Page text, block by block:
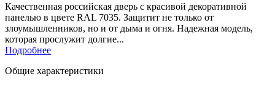
Качественная российская дверь c красивой декоративной
панелью в цвете RAL 7035. Защитит не только от
злоумышленников, но и от дыма и огня. Надежная модель,
которая прослужит долгие...
Подробнее
Общие характеристики